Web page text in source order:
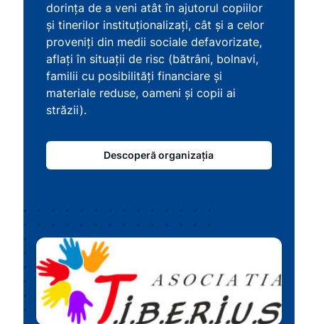
dorința de a veni atât în ajutorul copiilor
și tinerilor instituționalizați, cât și a celor
proveniți din medii sociale defavorizate,
aflați în situații de risc (bătrâni, bolnavi,
familii cu posibilități financiare și
materiale reduse, oameni și copii ai
străzii).
Descoperă organizația